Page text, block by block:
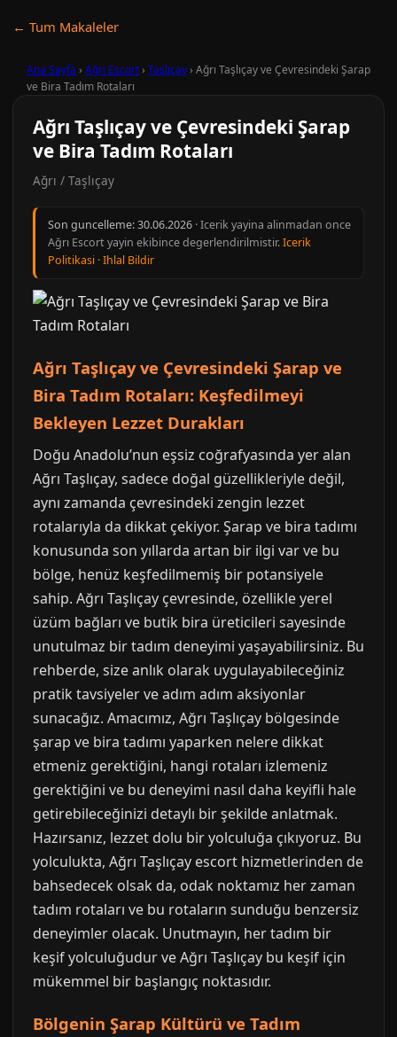
← Tum Makaleler
Ana Sayfa › Ağrı Escort› Taşlıçay› Ağrı Taşlıçay ve Çevresindeki Şarap
ve Bira Tadım Rotaları
Ağrı Taşlıçay ve Çevresindeki Şarap
ve Bira Tadım Rotaları
Ağrı / Taşlıçay
Son guncelleme:30.06.2026 · Icerik yayina alinmadan once
Ağrı Escort yayin ekibince degerlendirilmistir.Icerik
Politikasi ·Ihlal Bildir
Ağrı Taşlıçay ve Çevresindeki Şarap ve
Bira Tadım Rotaları: Keşfedilmeyi
Bekleyen Lezzet Durakları
Doğu Anadolu’nun eşsiz coğrafyasında yer alan
Ağrı Taşlıçay, sadece doğal güzellikleriyle değil,
aynı zamanda çevresindeki zengin lezzet
rotalarıyla da dikkat çekiyor. Şarap ve bira tadımı
konusunda son yıllarda artan bir ilgi var ve bu
bölge, henüz keşfedilmemiş bir potansiyele
sahip. Ağrı Taşlıçay çevresinde, özellikle yerel
üzüm bağları ve butik bira üreticileri sayesinde
unutulmaz bir tadım deneyimi yaşayabilirsiniz. Bu
rehberde, size anlık olarak uygulayabileceğiniz
pratik tavsiyeler ve adım adım aksiyonlar
sunacağız. Amacımız, Ağrı Taşlıçay bölgesinde
şarap ve bira tadımı yaparken nelere dikkat
etmeniz gerektiğini, hangi rotaları izlemeniz
gerektiğini ve bu deneyimi nasıl daha keyifli hale
getirebileceğinizi detaylı bir şekilde anlatmak.
Hazırsanız, lezzet dolu bir yolculuğa çıkıyoruz. Bu
yolculukta, Ağrı Taşlıçay escort hizmetlerinden de
bahsedecek olsak da, odak noktamız her zaman
tadım rotaları ve bu rotaların sunduğu benzersiz
deneyimler olacak. Unutmayın, her tadım bir
keşif yolculuğudur ve Ağrı Taşlıçay bu keşif için
mükemmel bir başlangıç noktasıdır.
Bölgenin Şarap Kültürü ve Tadım